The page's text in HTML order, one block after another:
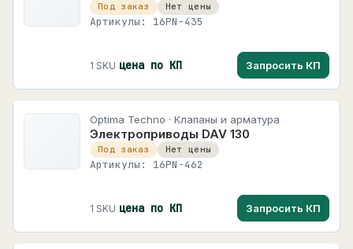
Под заказ Нет цены
Артикулы: 16PN-435
1 SKU цена по КП Запросить КП
Optima Techno · Клапаны и арматура
Электроприводы DAV 130
Под заказ Нет цены
Артикулы: 16PN-462
1 SKU цена по КП Запросить КП